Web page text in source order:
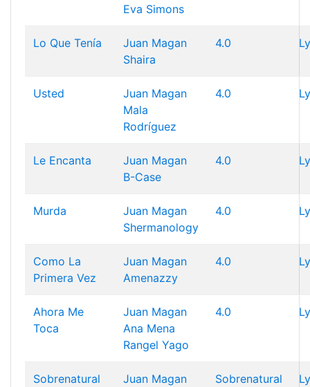
Eva Simons
Lo Que Tenía
Juan Magan
Shaira
4.0
Usted
Juan Magan
Mala
Rodríguez
4.0
Le Encanta
Juan Magan
B-Case
4.0
Murda
Juan Magan
Shermanology
4.0
Como La
Primera Vez
Juan Magan
Amenazzy
4.0
Ahora Me
Toca
Juan Magan
Ana Mena
Rangel Yago
4.0
Sobrenatural
Juan Magan
Sobrenatural